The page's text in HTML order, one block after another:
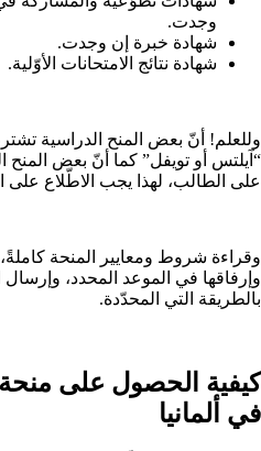
وجدت.
شهادة خبرة إن وجدت.
شهادة نتائج الامتحانات الأوّلية.
وللعلم! أنّ بعض المنح الدراسية
“آيلتس أو تويفل” كما أنّ بعض
على الطالب، لهذا يجب الاطّلاع على
وقراءة شروط ومعايير المنحة
وإرفاقها في الموعد المحدد، وإرسال
بالطريقة التي المحدّدة.
كيفية الحصول على منحة
في ألمانيا